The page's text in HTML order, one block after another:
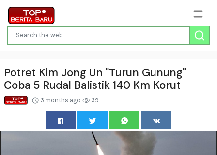
Potret Kim Jong Un "Turun Gunung"
Coba 5 Rudal Balistik 140 Km Korut
3 months ago 39